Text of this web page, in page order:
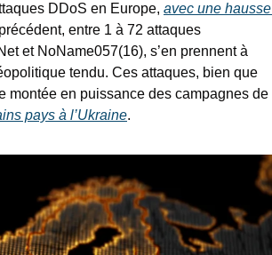
DDoS en Europe, avec une hausse
entre 1 à 72 attaques
et NoName057(16), s’en prennent à
tendu. Ces attaques, bien que
montée en puissance des campagnes de
pays à l’Ukraine.